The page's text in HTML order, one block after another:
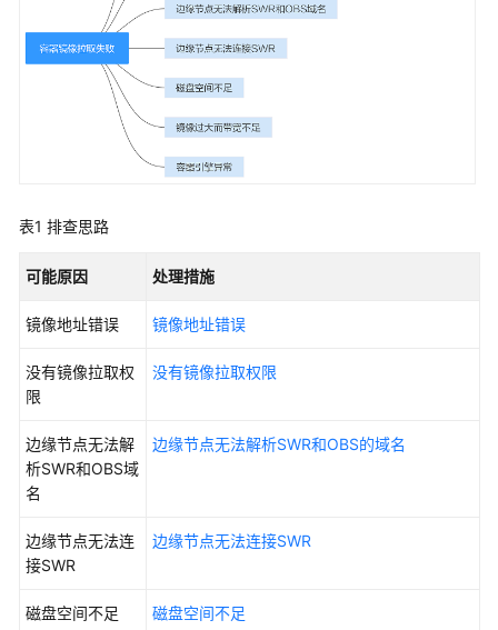
佳
践
API
考
参
考
使
用
南
表1 排查思路
可能原因 处理措施
镜像地址错误 镜像地址错误
没有镜像拉取权
限
没有镜像拉取权限
边缘节点无法解
析SWR和OBS域
名
边缘节点无法解析SWR和OBS的域名
边缘节点无法连
接SWR
边缘节点无法连接SWR
磁盘空间不足 磁盘空间不足